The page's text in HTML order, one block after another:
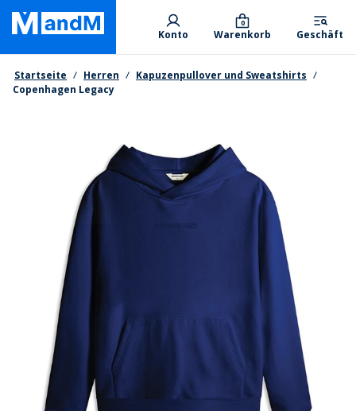
Skip
main
content
Primary departments
Konto Warenkorb
0
Geschäft
Brotkrumen
Startseite Herren
Kapuzenpullover und Sweatshirts
Copenhagen Legacy